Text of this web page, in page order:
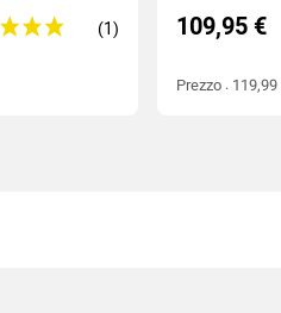
109,95 €
Prezzo : 119,99